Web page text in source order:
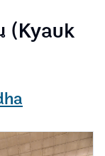
(Kyauk